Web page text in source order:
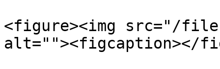
<figure><img src="/
alt=""><figcaption></